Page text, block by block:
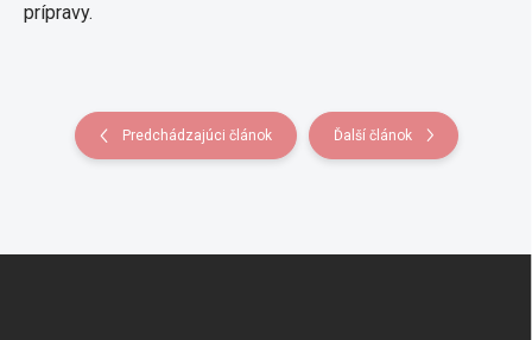
prípravy.
Predchádzajúci článok Ďalší článok